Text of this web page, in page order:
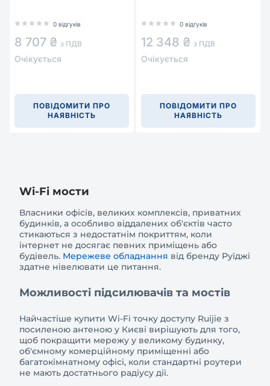
0 відгуків
8 707 ₴ з ПДВ
Очікується
ПОВІДОМИТИ ПРО
НАЯВНІСТЬ
0 відгуків
12 348 ₴ з ПДВ
Очікується
ПОВІДОМИТИ ПРО
НАЯВНІСТЬ
Wi-Fi мости
Власники офісів, великих комплексів, приватних
будинків, а особливо віддалених об'єктів часто
стикаються з недостатнім покриттям, коли
інтернет не досягає певних приміщень або
будівель. Мережеве обладнання від бренду Руїджі
здатне нівелювати це питання.
Можливості підсилювачів та мостів
Найчастіше купити Wi-Fi точку доступу Ruijie з
посиленою антеною у Києві вирішують для того,
щоб покращити мережу у великому будинку,
об'ємному комерційному приміщенні або
багатокімнатному офісі, коли стандартні роутери
не мають достатнього радіусу дії.